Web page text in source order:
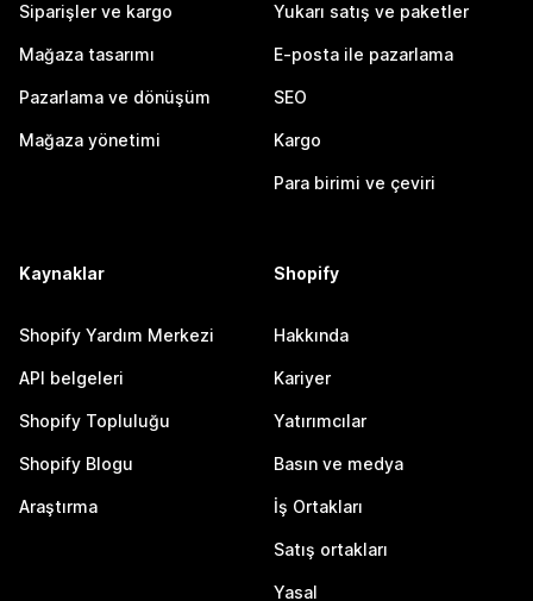
Siparişler ve kargo
Mağaza tasarımı
Pazarlama ve dönüşüm
Mağaza yönetimi
Yukarı satış ve paketler
E-posta ile pazarlama
SEO
Kargo
Para birimi ve çeviri
Kaynaklar
Shopify Yardım Merkezi
API belgeleri
Shopify Topluluğu
Shopify Blogu
Araştırma
Shopify
Hakkında
Kariyer
Yatırımcılar
Basın ve medya
İş Ortakları
Satış ortakları
Yasal